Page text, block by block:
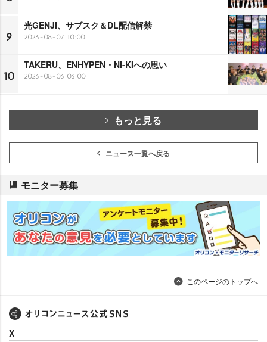
9
光GENJI、サブスク＆DL配信解禁
2026-08-07 10:00
10
TAKERU、ENHYPEN・NI-KIへの思い
2026-08-06 06:00
もっと見る
ニュース一覧へ戻る
モニター募集
このページのトップへ
X